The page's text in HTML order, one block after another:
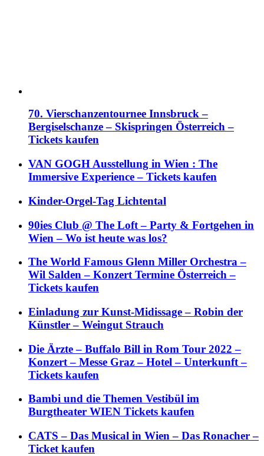
70. Vierschanzentournee Innsbruck –
Bergiselschanze – Skispringen Österreich –
Tickets kaufen
VAN GOGH Ausstellung in Wien : The
Immersive Experience – Tickets kaufen
Kinder-Orgel-Tag Lichtental
90ies Club @ The Loft – Party & Fortgehen in
Wien – Wo ist heute was los?
The World Famous Glenn Miller Orchestra –
Wil Salden – Konzert Termine Österreich –
Tickets kaufen
Einladung zur Kunst-Midissage – Robin der
Künstler – Weingut Strauch
Die Ärzte – Buffalo Bill in Rom Tour 2022 –
Konzert – Messe Graz – Hotel – Unterkunft –
Tickets kaufen
Bambi und die Themen Vestibül im
Burgtheater WIEN Tickets kaufen
CATS – Das Musical in Wien – Das Ronacher –
Ticket kaufen